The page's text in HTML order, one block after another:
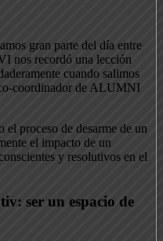
gran parte del día entre
nos recordó una lección
cuando salimos
coordinador de ALUMNI
el proceso de desarme de un
el impacto de un
y resolutivos en el
ser un espacio de